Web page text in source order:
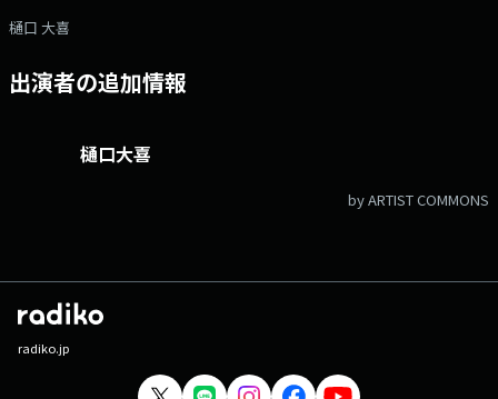
樋口 大喜
出演者の追加情報
樋口大喜
by ARTIST COMMONS
radiko.jp